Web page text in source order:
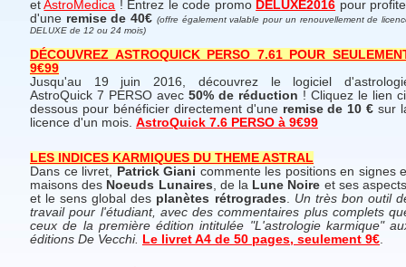
etAstroMedica ! Entrez le code promo DELUXE2016 pour
d'une remise de 40€ (offre également valable pour un renouvellement de
DELUXE de 12 ou 24 mois)
DÉCOUVREZ ASTROQUICK PERSO 7.61 POUR
9€99
Jusqu'au 19 juin 2016, découvrez le logiciel
AstroQuick 7 PERSO avec 50% de réduction ! Cliquez le lien
dessous pour bénéficier directement d'une remise de 10 € sur
licence d'un mois. AstroQuick 7.6 PERSO à 9€99
LES INDICES KARMIQUES DU THEME ASTRAL
Dans ce livret, Patrick Giani commente les positions en signes
maisons des Noeuds Lunaires, de la Lune Noire et ses
et le sens global des planètes rétrogrades. Un très bon outil
travail pour l'étudiant, avec des commentaires plus complets
ceux de la première édition intitulée "L'astrologie karmique"
éditions De Vecchi. Le livret A4 de 50 pages, seulement 9€.